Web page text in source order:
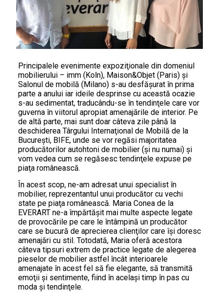
Principalele evenimente expoziţionale din domeniul
mobilierului – imm (Koln), Maison&Objet (Paris) şi
Salonul de mobilă (Milano) s-au desfăşurat în prima
parte a anului iar ideile desprinse cu această ocazie
s-au sedimentat, traducându-se în tendinţele care vor
guverna în viitorul apropiat amenajările de interior. Pe
de altă parte, mai sunt doar câteva zile până la
deschiderea Târgului Internaţional de Mobilă de la
Bucureşti, BIFE, unde se vor regăsi majoritatea
producătorilor autohtoni de mobilier (şi nu numai) şi
vom vedea cum se regăsesc tendinţele expuse pe
piaţa românească.
În acest scop, ne-am adresat unui specialist în
mobilier, reprezentantul unui producător cu vechi
state pe piaţa românească. Maria Conea de la
EVERART ne-a împărtăşit mai multe aspecte legate
de provocările pe care le întâmpină un producător
care se bucură de aprecierea clienţilor care îşi doresc
amenajări cu stil. Totodată, Maria oferă acestora
câteva tipsuri extrem de practice legate de alegerea
pieselor de mobilier astfel încât interioarele
amenajate în acest fel să fie elegante, să transmită
emoţii şi sentimente, fiind în acelaşi timp în pas cu
moda şi tendinţele.